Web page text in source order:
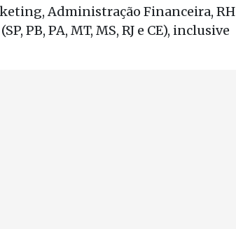
Administração Financeira, RH
PB, PA, MT, MS, RJ e CE), inclusive